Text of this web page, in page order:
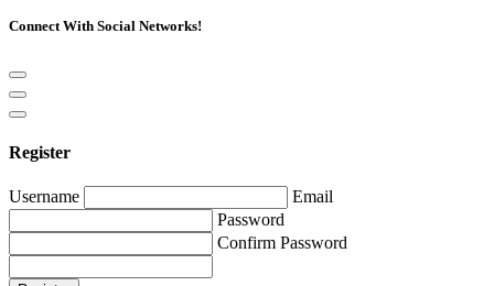
Connect With Social Networks!
Register
Username
Email
Password
Confirm Password